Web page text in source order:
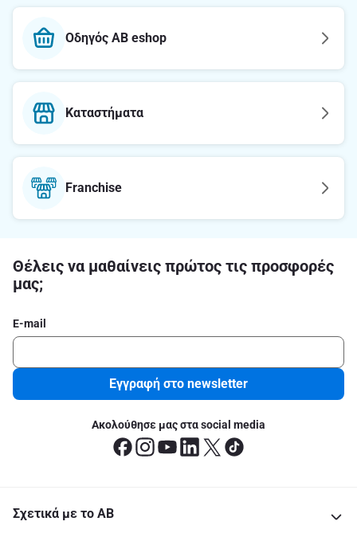
Οδηγός AB eshop
Καταστήματα
Franchise
Θέλεις να μαθαίνεις πρώτος τις προσφορές
μας;
E-mail
Εγγραφή στο newsletter
Ακολούθησε μας στα social media
Σχετικά με το ΑΒ